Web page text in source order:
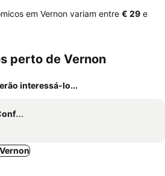
em Vernon variam entre ‎€ 29 e
perto de Vernon
interessá-lo...
BC